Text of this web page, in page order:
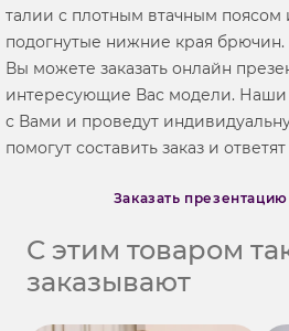
талии с плотным втачным поясом
подогнутые нижние края брючин.
Вы можете заказать онлайн
интересующие Вас модели.
с Вами и проведут
помогут составить заказ и
Заказать
С этим товаром
заказывают